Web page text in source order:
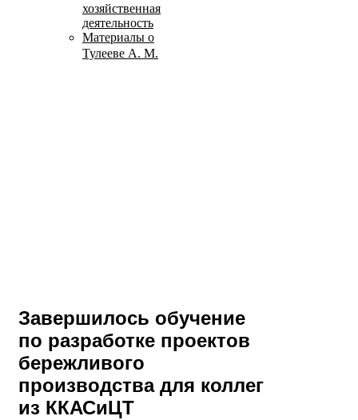
хозяйственная
деятельность
Материалы о
Тулееве А. М.
Завершилось обучение
по разработке проектов
бережливого
производства для коллег
из ККАСиЦТ